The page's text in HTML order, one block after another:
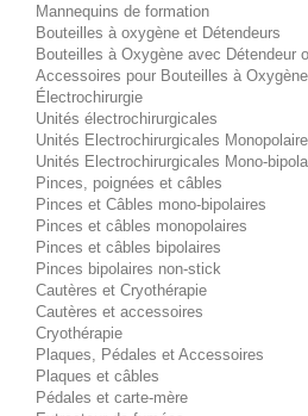
Mannequins de formation
Bouteilles à oxygène et Détendeurs
Bouteilles à Oxygène avec Détendeur
Accessoires pour Bouteilles à Oxygène
Électrochirurgie
Unités électrochirurgicales
Unités Electrochirurgicales
Unités Electrochirurgicales Mono-
Pinces, poignées et câbles
Pinces et Câbles mono-bipolaires
Pinces et câbles monopolaires
Pinces et câbles bipolaires
Pinces bipolaires non-stick
Cautères et Cryothérapie
Cautères et accessoires
Cryothérapie
Plaques, Pédales et Accessoires
Plaques et câbles
Pédales et carte-mère